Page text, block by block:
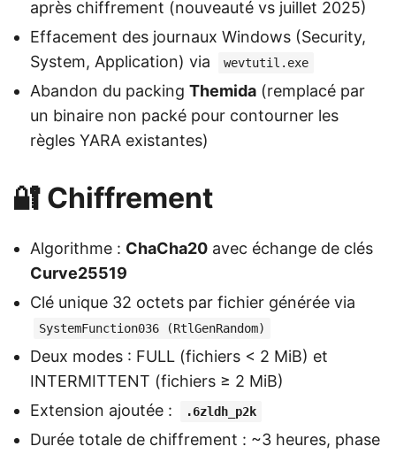
après chiffrement (nouveauté vs juillet 2025)
Effacement des journaux Windows (Security,
System, Application) via
wevtutil.exe
Abandon du packing Themida (remplacé par
un binaire non packé pour contourner les
règles YARA existantes)
🔐 Chiffrement
Algorithme : ChaCha20 avec échange de clés
Curve25519
Clé unique 32 octets par fichier générée via
SystemFunction036 (RtlGenRandom)
Deux modes : FULL (fichiers < 2 MiB) et
INTERMITTENT (fichiers ≥ 2 MiB)
Extension ajoutée :
.6zldh_p2k
Durée totale de chiffrement : ~3 heures, phase